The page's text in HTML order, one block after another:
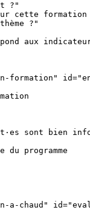
?"
cette formation
?"
aux
formation"
sont bien
programme
a-chaud"